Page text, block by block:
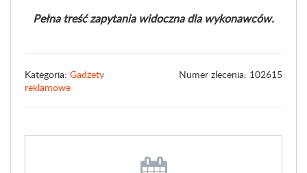
Pełna treść zapytania widoczna dla wykonawców.
Kategoria: Gadżety
reklamowe
Numer zlecenia: 102615